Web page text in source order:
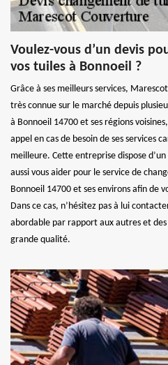
Voulez-vous d’un devis
vos tuiles à Bonnoeil ?
Grâce à ses meilleurs services,
très connue sur le marché depuis
à Bonnoeil 14700 et ses régions
appel en cas de besoin de ses services
meilleure. Cette entreprise dispose
aussi vous aider pour le service de
Bonnoeil 14700 et ses environs afin de
Dans ce cas, n’hésitez pas à lui
abordable par rapport aux autres et
grande qualité.